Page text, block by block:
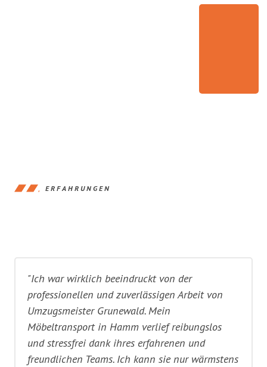
ERFAHRUNGEN
"Ich war wirklich beeindruckt von der
professionellen und zuverlässigen Arbeit von
Umzugsmeister Grunewald. Mein
Möbeltransport in Hamm verlief reibungslos
und stressfrei dank ihres erfahrenen und
freundlichen Teams. Ich kann sie nur wärmstens